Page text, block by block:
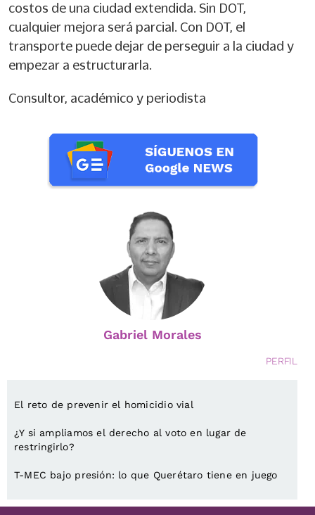
Gabriel Morales
PERFIL
El reto de prevenir el homicidio vial
¿Y si ampliamos el derecho al voto en lugar de
restringirlo?
T-MEC bajo presión: lo que Querétaro tiene en juego
costos de una ciudad extendida. Sin DOT,
cualquier mejora será parcial. Con DOT, el
transporte puede dejar de perseguir a la ciudad y
empezar a estructurarla.
Consultor, académico y periodista